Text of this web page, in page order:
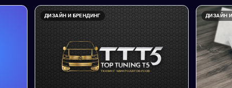
ДИЗАЙН И БРЕНДИНГ ДИЗАЙН